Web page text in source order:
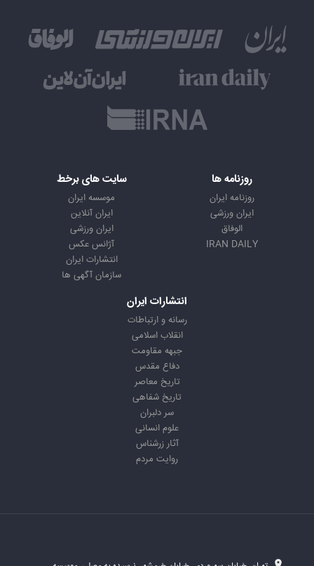
روزنامه ها
روزنامه ایران
ایران ورزشی
الوفاق
IRAN DAILY
سایت های برخط
موسسه ایران
ایران آنلاین
ایران ورزشی
آژانس عکس
انتشارات ایران
سازمان آگهی ها
انتشارات ایران
رسانه و ارتباطات
انقلاب اسلامی
جبهه مقاومت
دفاع مقدس
تاریخ معاصر
تاریخ شفاهی
سر دلبران
علوم انسانی
آثار زرشناس
روایت مردم